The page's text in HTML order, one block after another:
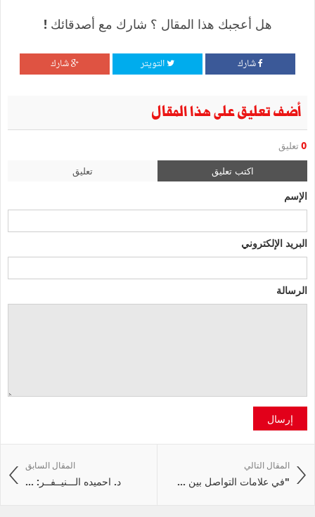
هل أعجبك هذا المقال ؟ شارك مع أصدقائك !
شارك التويتر شارك
أضف تعليق على هذا المقال
0 تعليق
اكتب تعليق تعليق
الإسم
البريد الإلكتروني
الرسالة
إرسال
المقال السابق
د. احميده الـــنيــفــر: ...
المقال التالي
"في علامات التواصل بين ...